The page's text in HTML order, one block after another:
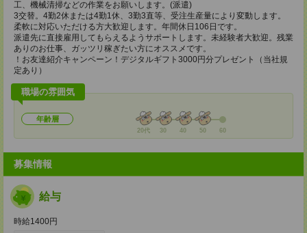
工、機械清掃などの作業をお願いします。(派遣)
3交替。4勤2休または4勤1休、3勤3直等、受注生産量により変動します。
柔軟に対応いただける方大歓迎します。年間休日106日です。
派遣先に直接雇用してもらえるようサポートします。未経験者大歓迎。残業
ありのお仕事、ガッツリ稼ぎたい方にオススメです。
！お友達紹介キャンペーン！デジタルギフト3000円分プレゼント（当社規
定あり）
職場の雰囲気
年齢層
20代 30 40 50 60
募集情報
給与
時給1400円